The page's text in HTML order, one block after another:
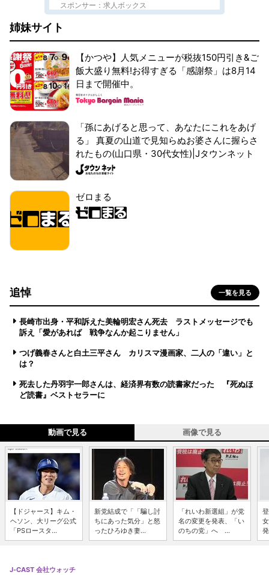
スポンサー：求人ボックス
姉妹サイト
【かつや】人気メニューが税抜150円引き&ご
飯大盛り無料!お得すぎる「感謝祭」は8月14
日まで開催中。
「孫にあげると思って、あなたにこれをあげ
る」 真夏の山道で見知らぬお婆さんに握らさ
れたもの(山口県・30代女性)|Jタウンネット
ゼロまる
追悼 一覧を見る
長崎市出身・平和訴えた美輪明宏さん死去 ラストメッセージでも
訴え「愛があれば 戦争なんか起こりません」
つげ義春さんと白土三平さん カリスマ漫画家、二人の「違い」と
は？
死去した丹羽宇一郎さんは、経済界有数の読書家だった 『死ぬほ
ど読書』ベストセラーに
動画で見る 画像で見る
【ドジャース】キム・
ヘソン、大リーグ公式
「PSロースタ...
新党結成で「「騙し討
ちにあった気分」と怒
ったひろゆき妻...
「れいわ新選組」が党
名の変更を発表、「い
のちの党」へ ...
J-CAST 会社ウォッチ